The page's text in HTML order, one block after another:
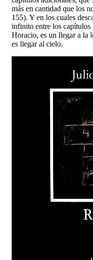
más en cantidad que los
155). Y en los cuales
infinito entre los
Horacio, es un llegar a la
es llegar al cielo.